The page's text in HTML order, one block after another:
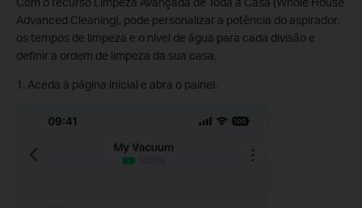
Advanced Cleaning), pode personalizar a potência do aspirador,
os tempos de limpeza e o nível de água para cada divisão e
definir a ordem de limpeza da sua casa.
1. Aceda à página inicial e abra o painel.